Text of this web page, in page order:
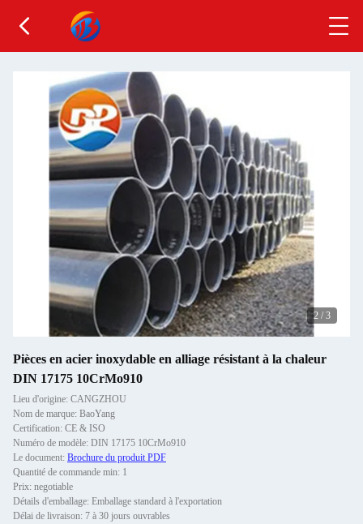
2 / 3
Pièces en acier inoxydable en alliage résistant à la chaleur
DIN 17175 10CrMo910
Lieu d'origine: CANGZHOU
Nom de marque: BaoYang
Certification: CE & ISO
Numéro de modèle: DIN 17175 10CrMo910
Le document: Brochure du produit PDF
Quantité de commande min: 1
Prix: negotiable
Détails d'emballage: Emballage standard à l'exportation
Délai de livraison: 7 à 30 jours ouvrables